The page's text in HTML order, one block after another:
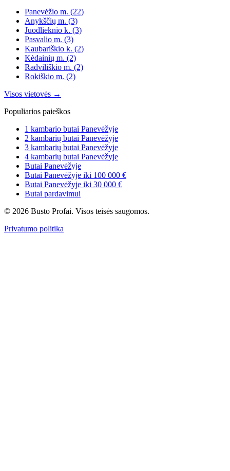
Panevėžio m. (22)
Anykščių m. (3)
Juodlieknio k. (3)
Pasvalio m. (3)
Kaubariškio k. (2)
Kėdainių m. (2)
Radviliškio m. (2)
Rokiškio m. (2)
Visos vietovės →
Populiarios paieškos
1 kambario butai Panevėžyje
2 kambarių butai Panevėžyje
3 kambarių butai Panevėžyje
4 kambarių butai Panevėžyje
Butai Panevėžyje
Butai Panevėžyje iki 100 000 €
Butai Panevėžyje iki 30 000 €
Butai pardavimui
© 2026 Būsto Profai. Visos teisės saugomos.
Privatumo politika